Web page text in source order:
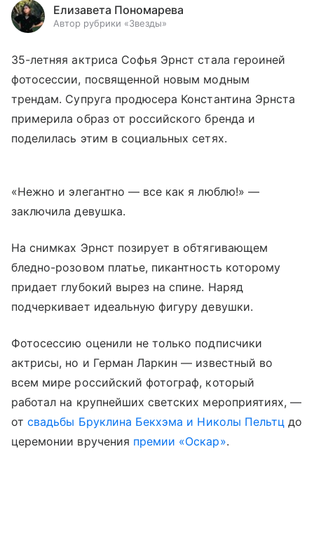
Елизавета Пономарева
Автор рубрики «Звезды»
35-летняя актриса Софья Эрнст стала героиней
фотосессии, посвященной новым модным
трендам. Супруга продюсера Константина Эрнста
примерила образ от российского бренда и
поделилась этим в социальных сетях.
«Нежно и элегантно — все как я люблю!» —
заключила девушка.
На снимках Эрнст позирует в обтягивающем
бледно-розовом платье, пикантность которому
придает глубокий вырез на спине. Наряд
подчеркивает идеальную фигуру девушки.
Фотосессию оценили не только подписчики
актрисы, но и Герман Ларкин — известный во
всем мире российский фотограф, который
работал на крупнейших светских мероприятиях,—
отсвадьбы Бруклина Бекхэма и Николы Пельтц до
церемонии вручения премии «Оскар».